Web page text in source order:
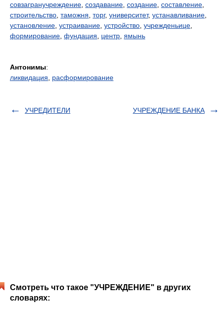
совзагранучреждение создавание создание составление
строительство таможня торг, университет, устанавливание
установление устраивание устройство учрежденьице
формирование фундация центр ямынь
Антонимы:
ликвидация
расформирование
УЧРЕДИТЕЛИ УЧРЕЖДЕНИЕ БАНКА
Смотреть что такое "УЧРЕЖДЕНИЕ" в других
словарях: